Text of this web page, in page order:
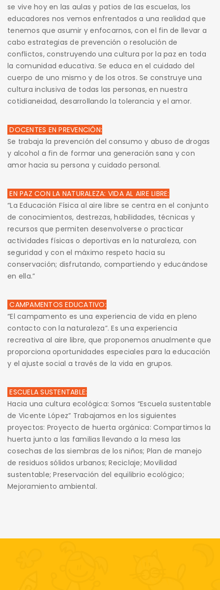
se vive hoy en las aulas y patios de las escuelas, los
educadores nos vemos enfrentados a una realidad que
tenemos que asumir y enfocarnos, con el fin de llevar a
cabo estrategias de prevención o resolución de
conflictos, construyendo una cultura por la paz en toda
la comunidad educativa. Se educa en el cuidado del
cuerpo de uno mismo y de los otros. Se construye una
cultura inclusiva de todas las personas, en nuestra
cotidianeidad, desarrollando la tolerancia y el amor.
DOCENTES EN PREVENCIÓN:
Se trabaja la prevención del consumo y abuso de drogas
y alcohol a fin de formar una generación sana y con
amor hacia su persona y cuidado personal.
EN PAZ CON LA NATURALEZA: VIDA AL AIRE LIBRE:
“La Educación Física al aire libre se centra en el conjunto
de conocimientos, destrezas, habilidades, técnicas y
recursos que permiten desenvolverse o practicar
actividades físicas o deportivas en la naturaleza, con
seguridad y con el máximo respeto hacia su
conservación; disfrutando, compartiendo y educándose
en ella.”
CAMPAMENTOS EDUCATIVO:
“El campamento es una experiencia de vida en pleno
contacto con la naturaleza”. Es una experiencia
recreativa al aire libre, que proponemos anualmente que
proporciona oportunidades especiales para la educación
y el ajuste social a través de la vida en grupos.
ESCUELA SUSTENTABLE:
Hacia una cultura ecológica: Somos “Escuela sustentable
de Vicente López” Trabajamos en los siguientes
proyectos: Proyecto de huerta orgánica: Compartimos la
huerta junto a las familias llevando a la mesa las
cosechas de las siembras de los niños; Plan de manejo
de residuos sólidos urbanos; Reciclaje; Movilidad
sustentable; Preservación del equilibrio ecológico;
Mejoramiento ambiental.